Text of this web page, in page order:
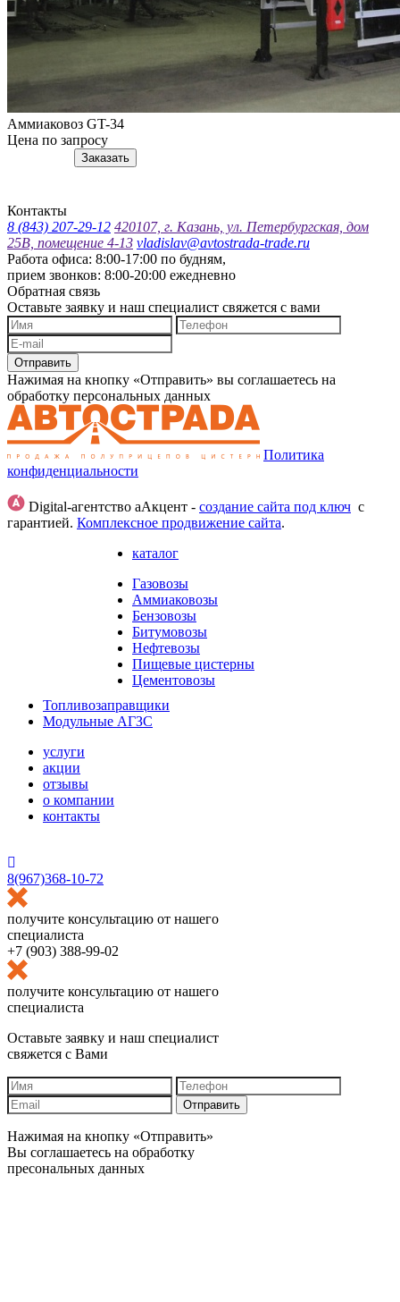
Аммиаковоз GT-34
Цена по запросу
Заказать
Контакты
8 (843) 207-29-12 420107, г. Казань, ул. Петербургская, дом
25В, помещение 4-13 vladislav@avtostrada-trade.ru
Работа офиса: 8:00-17:00 по будням,
прием звонков: 8:00-20:00 ежедневно
Обратная связь
Оставьте заявку и наш специалист свяжется с вами
Отправить
Нажимая на кнопку «Отправить» вы соглашаетесь на
обработку персональных данных
Политика
конфиденциальности
Digital-агентство аАкцент - создание сайта под ключ с
гарантией. Комплексное продвижение сайта.
каталог
Газовозы
Аммиаковозы
Бензовозы
Битумовозы
Нефтевозы
Пищевые цистерны
Цементовозы
Топливозаправщики
Модульные АГЗС
услуги
акции
отзывы
о компании
контакты
8(967)368-10-72
получите консультацию от нашего
специалиста
+7 (903) 388-99-02
получите консультацию от нашего
специалиста
Оставьте заявку и наш специалист
свяжется с Вами
Отправить
Нажимая на кнопку «Отправить»
Вы соглашаетесь на обработку
пресональных данных